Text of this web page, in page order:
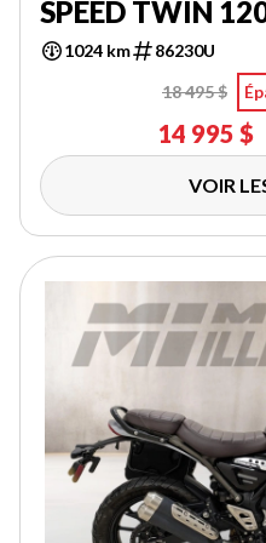
SPEED TWIN
1024 km
86230U
18 495 $
14 995 $
VOIR